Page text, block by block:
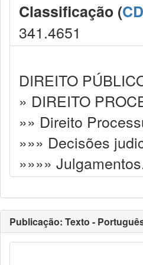
Classificação (
341.4651
DIREITO
» DIREITO
»» Direito
»»» Decisões
»»»»
Publicação: Texto -